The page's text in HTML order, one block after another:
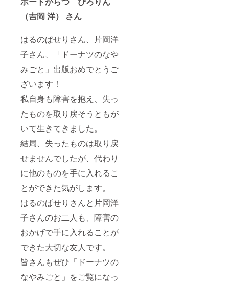
（吉岡 洋）
さん
はるのぱせりさん、片岡洋
子さん、「ドーナツのなや
みごと」出版おめでとうご
ざいます！
私自身も障害を抱え、失っ
たものを取り戻そうともが
いて生きてきました。
結局、失ったものは取り戻
せませんでしたが、代わり
に他のものを手に入れるこ
とができた気がします。
はるのぱせりさんと片岡洋
子さんのお二人も、障害の
おかげで手に入れることが
できた大切な友人です。
皆さんもぜひ「ドーナツの
なやみごと」をご覧になっ